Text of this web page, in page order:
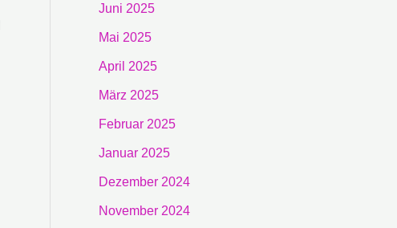
Juni 2025
Mai 2025
April 2025
März 2025
Februar 2025
Januar 2025
Dezember 2024
November 2024